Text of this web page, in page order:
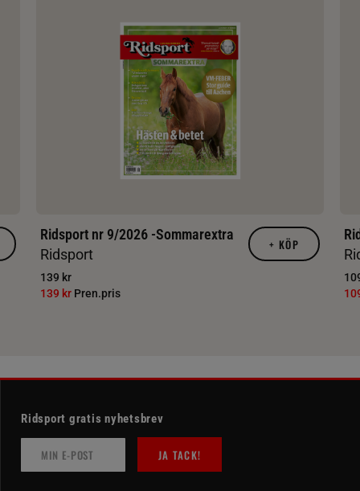
Ridsport nr 9/2026 -Sommarextra
Ridsport
139 kr
139 kr Pren.pris
+ KÖP
Ridsport gratis nyhetsbrev
JA TACK!